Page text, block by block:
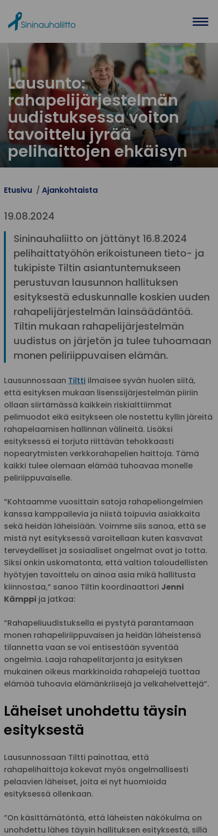
Lausunto:
rahapelijärjestelmän
uudistuksessa voiton
tavoittelu jyrää
pelihaittojen ehkäisyn
Etusivu Ajankohtaista
19.08.2024
Sininauhaliitto on jättänyt 16.8.2024
pelihaittatyöhön erikoistuneen tieto- ja
tukipiste Tiltin asiantuntemukseen
perustuvan lausunnon hallituksen
esityksestä eduskunnalle koskien uuden
rahapelijärjestelmän lainsäädäntöä.
Tiltin mukaan rahapelijärjestelmän
uudistus on järjetön ja tulee tuhoamaan
monen peliriippuvaisen elämän.
Lausunnossaan Tiltti ilmaisee syvän huolen siitä,
että esityksen mukaan lisenssijärjestelmän piiriin
ollaan siirtämässä kaikkein riskialttiimmat
pelimuodot eikä esitykseen ole nostettu kyllin järeitä
rahapelaamisen hallinnan välineitä. Lisäksi
esityksessä ei torjuta riittävän tehokkaasti
nopearytmisten verkkorahapelien haittoja. Tämä
kaikki tulee olemaan elämää tuhoavaa monelle
peliriippuvaiselle.
”Kohtaamme vuosittain satoja rahapeliongelmien
kanssa kamppailevia ja niistä toipuvia asiakkaita
sekä heidän läheisiään. Voimme siis sanoa, että se
mistä nyt esityksessä varoitellaan kuten kasvavat
terveydelliset ja sosiaaliset ongelmat ovat jo totta.
Siksi onkin uskomatonta, että valtion taloudellisten
hyötyjen tavoittelu on ainoa asia mikä hallitusta
kiinnostaa,” sanoo Tiltin koordinaattori Jenni
Kämppi ja jatkaa:
”Rahapeliuudistuksella ei pystytä parantamaan
monen rahapeliriippuvaisen ja heidän läheistensä
tilannetta vaan se voi entisestään syventää
ongelmia. Laaja rahapelitarjonta ja esityksen
mukainen oikeus markkinoida rahapelejä tuottaa
elämää tuhoavia elämänkriisejä ja velkahelvettejä”.
Läheiset unohdettu täysin
esityksestä
Lausunnossaan Tiltti painottaa, että
rahapelihaittoja kokevat myös ongelmallisesti
pelaavien läheiset, joita ei nyt huomioida
esityksessä ollenkaan.
”On käsittämätöntä, että läheisten näkökulma on
unohdettu lähes täysin hallituksen esityksestä, sillä